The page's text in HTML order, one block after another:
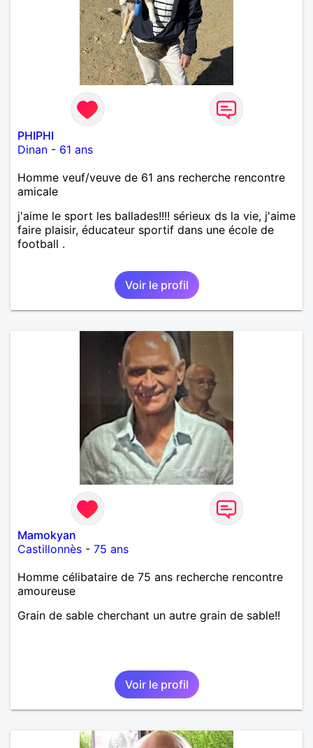
PHIPHI
Dinan - 61 ans
Homme veuf/veuve de 61 ans recherche rencontre
amicale
j'aime le sport les ballades!!!! sérieux ds la vie, j'aime
faire plaisir, éducateur sportif dans une école de
football .
Voir le profil
Mamokyan
Castillonnès - 75 ans
Homme célibataire de 75 ans recherche rencontre
amoureuse
Grain de sable cherchant un autre grain de sable!!
Voir le profil